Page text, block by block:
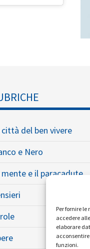
Per fornire
accedere
elaborare
funzioni.
città del ben vivere
e Nero
mente e il paracadute